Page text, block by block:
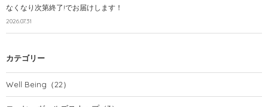
なくなり次第終了!でお届けします！
2026.07.31
カテゴリー
Well Being （22）